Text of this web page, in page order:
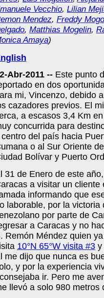
Vecchio, Lilian
Mendez, Freddy
, Matthias Mogelin,
Amaya)
Abr-2011 -- Este punto
en dos
mi, Vincenzo, debido
cazadores previos. El
a escasos 3,4 Km
concurrida para
del país hacia
o al Sur Oriente
Bolívar y Puerto
31 de Enero de este
a visitar un
informando que
laborable, por la
por parte de
a Caracas y no
Remón Méndez quien
10°N 65°W visita #3 y
me dijo que nunca es
y por la experiencia
ir. Pero me
llevó a solo 980 metros